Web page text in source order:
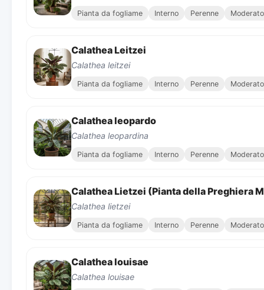
Pianta da fogliame Interno Perenne Moderato
Calathea Leitzei
Calathea leitzei
Pianta da fogliame Interno Perenne Moderato
Calathea leopardo
Calathea leopardina
Pianta da fogliame Interno Perenne Moderato
Calathea Lietzei (Pianta della Preghiera
Calathea lietzei
Pianta da fogliame Interno Perenne Moderato
Calathea louisae
Calathea louisae